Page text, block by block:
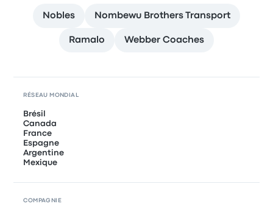
Nobles Nombewu Brothers Transport
Ramalo Webber Coaches
RÉSEAU MONDIAL
Brésil
Canada
France
Espagne
Argentine
Mexique
COMPAGNIE